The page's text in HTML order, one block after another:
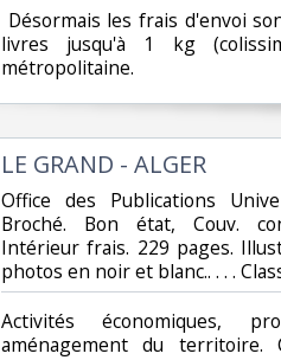
Désormais les frais d'envoi
livres jusqu'à 1 kg
métropolitaine.‎
‎LE GRAND - ALGER‎
‎Office des Publications
Broché. Bon état, Couv.
Intérieur frais. 229 pages.
photos en noir et blanc.. . . .
‎Activités économiques,
aménagement du territoire.